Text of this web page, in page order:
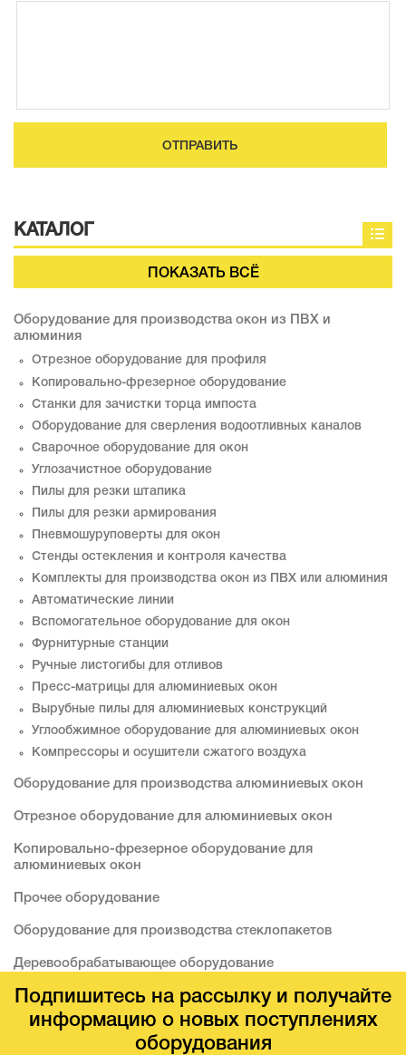
ОТПРАВИТЬ
КАТАЛОГ
ПОКАЗАТЬ ВСЁ
Оборудование для производства окон из ПВХ и
алюминия
Отрезное оборудование для профиля
Копировально-фрезерное оборудование
Станки для зачистки торца импоста
Оборудование для сверления водоотливных каналов
Сварочное оборудование для окон
Углозачистное оборудование
Пилы для резки штапика
Пилы для резки армирования
Пневмошуруповерты для окон
Стенды остекления и контроля качества
Комплекты для производства окон из ПВХ или алюминия
Автоматические линии
Вспомогательное оборудование для окон
Фурнитурные станции
Ручные листогибы для отливов
Пресс-матрицы для алюминиевых окон
Вырубные пилы для алюминиевых конструкций
Углообжимное оборудование для алюминиевых окон
Компрессоры и осушители сжатого воздуха
Оборудование для производства алюминиевых окон
Отрезное оборудование для алюминиевых окон
Копировально-фрезерное оборудование для
алюминиевых окон
Прочее оборудование
Оборудование для производства стеклопакетов
Деревообрабатывающее оборудование
Подпишитесь на рассылку и получайте
информацию о новых поступлениях
оборудования